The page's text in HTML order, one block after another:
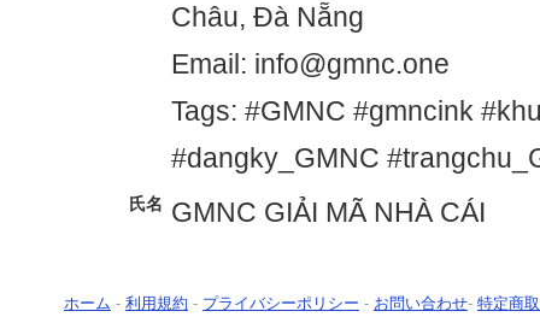
Châu, Đà Nẵng
Email: info@gmnc.one
Tags: #GMNC #gmncink
#dangky_GMNC
氏名 GMNC GIẢI MÃ NHÀ CÁI
ホーム - 利用規約 - プライバシーポリシー - お問い合わせ- 特定商